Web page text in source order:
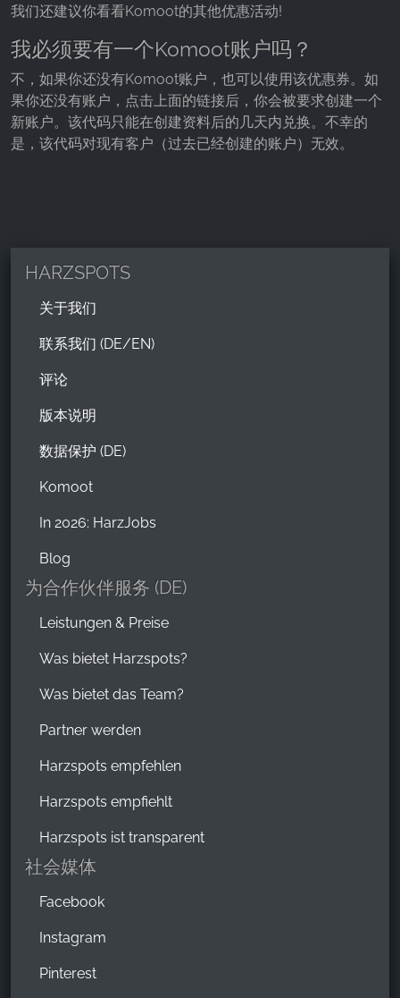
我们还建议你看看Komoot的其他优惠活动!
我必须要有一个Komoot账户吗？
不，如果你还没有Komoot账户，也可以使用该优惠券。如
果你还没有账户，点击上面的链接后，你会被要求创建一个
新账户。该代码只能在创建资料后的几天内兑换。不幸的
是，该代码对现有客户（过去已经创建的账户）无效。
HARZSPOTS
关于我们
联系我们 (DE/EN)
评论
版本说明
数据保护 (DE)
Komoot
In 2026: HarzJobs
Blog
为合作伙伴服务 (DE)
Leistungen & Preise
Was bietet Harzspots?
Was bietet das Team?
Partner werden
Harzspots empfehlen
Harzspots empfiehlt
Harzspots ist transparent
社会媒体
Facebook
Instagram
Pinterest